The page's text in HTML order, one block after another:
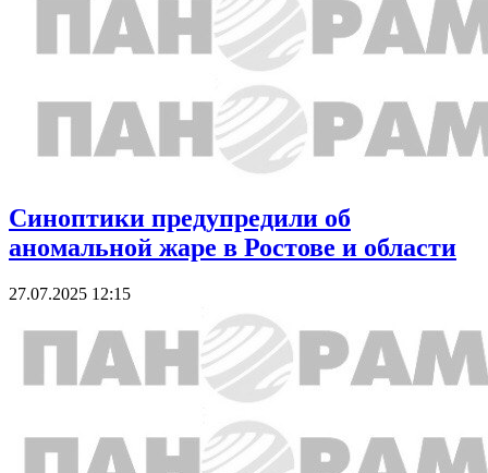
Синоптики предупредили об
аномальной жаре в Ростове и области
27.07.2025 12:15